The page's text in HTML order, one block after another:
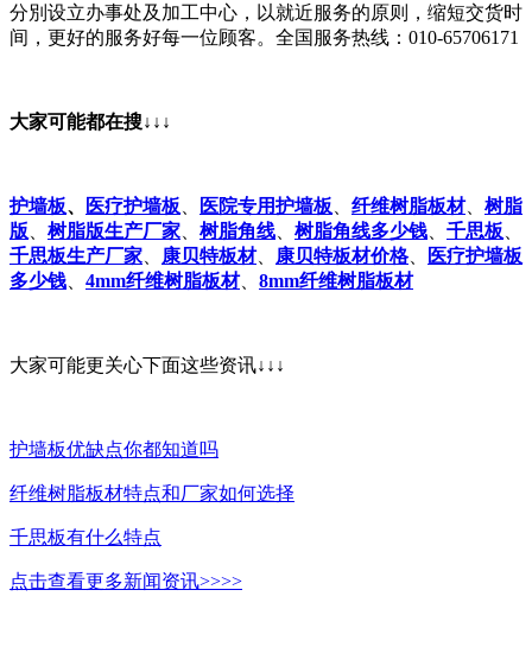
分別设立办事处及加工中心，以就近服务的原则，缩短交货时
间，更好的服务好每一位顾客。全国服务热线：010-65706171
大家可能都在搜↓↓↓
护墙板、 医疗护墙板 医院专用护墙板 纤维树脂板材、 树脂
版
树脂版生产厂家 树脂角线 树脂角线多少钱 千思板
千思板生产厂家
康贝特板材、 康贝特板材价格、
医疗护墙板
多少钱
4mm纤维树脂板材、 8mm纤维树脂板材
大家可能更关心下面这些资讯↓↓↓
护墙板优缺点你都知道吗
纤维树脂板材特点和厂家如何选择
千思板有什么特点
点击查看更多新闻资讯>>>>